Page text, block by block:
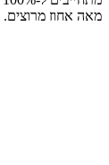
מאה אחוז מרוצים.